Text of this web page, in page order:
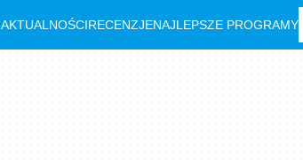
AKTUALNOŚCIRECENZJENAJLEPSZE PROGRAMY